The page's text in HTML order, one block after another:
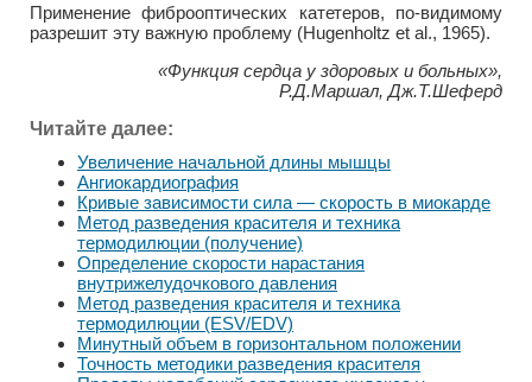
Применение фиброоптических катетеров, по-видимому
разрешит эту важную проблему (Hugenholtz et al., 1965).
«Функция сердца у здоровых и больных»,
Р.Д.Маршал, Дж.Т.Шеферд
Читайте далее:
Увеличение начальной длины мышцы
Ангиокардиография
Кривые зависимости сила — скорость в миокарде
Метод разведения красителя и техника
термодилюции (получение)
Определение скорости нарастания
внутрижелудочкового давления
Метод разведения красителя и техника
термодилюции (ESV/EDV)
Минутный объем в горизонтальном положении
Точность методики разведения красителя